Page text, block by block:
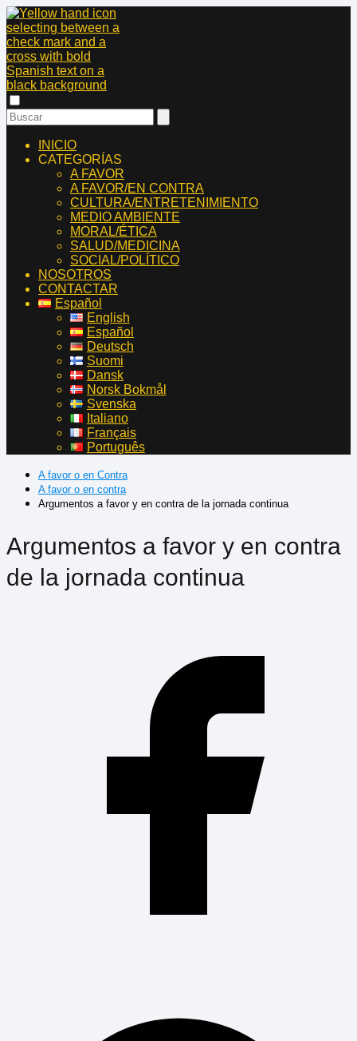
INICIO
CATEGORÍAS
A FAVOR
A FAVOR/EN CONTRA
CULTURA/ENTRETENIMIENTO
MEDIO AMBIENTE
MORAL/ÉTICA
SALUD/MEDICINA
SOCIAL/POLÍTICO
NOSOTROS
CONTACTAR
Español
English
Español
Deutsch
Suomi
Dansk
Norsk Bokmål
Svenska
Italiano
Français
Português
A favor o en Contra
A favor o en contra
Argumentos a favor y en contra de la jornada continua
Argumentos a favor y en contra
de la jornada continua